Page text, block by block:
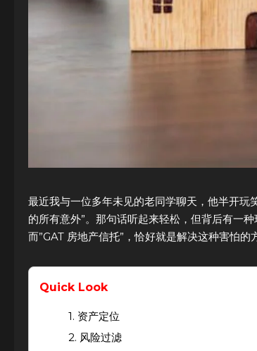
最近我与一位多年未见的老同学聊天，他半开玩
的所有意外”。那句话听起来轻松，但背后有一
而”GAT 房地产信托”，恰好就是解决这种害怕的
Quick Look
1. 资产定位
2. 风险过滤